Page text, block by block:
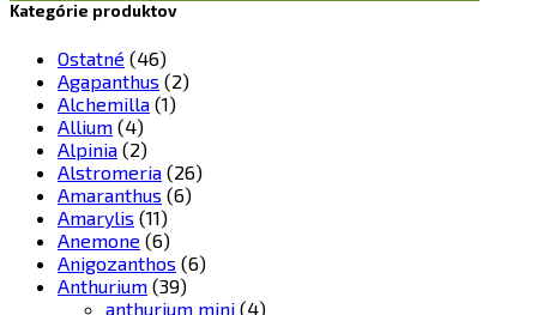
Kategórie produktov
Ostatné (46)
Agapanthus (2)
Alchemilla (1)
Allium (4)
Alpinia (2)
Alstromeria (26)
Amaranthus (6)
Amarylis (11)
Anemone (6)
Anigozanthos (6)
Anthurium (39)
anthurium mini (4)